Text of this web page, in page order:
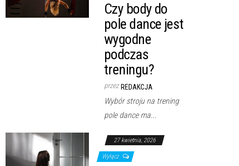
Czy body do
pole dance jest
wygodne
podczas
treningu?
przez REDAKCJA
Wybór stroju na trening
pole dance ma...
27 kwietnia, 2026
Wyłącz